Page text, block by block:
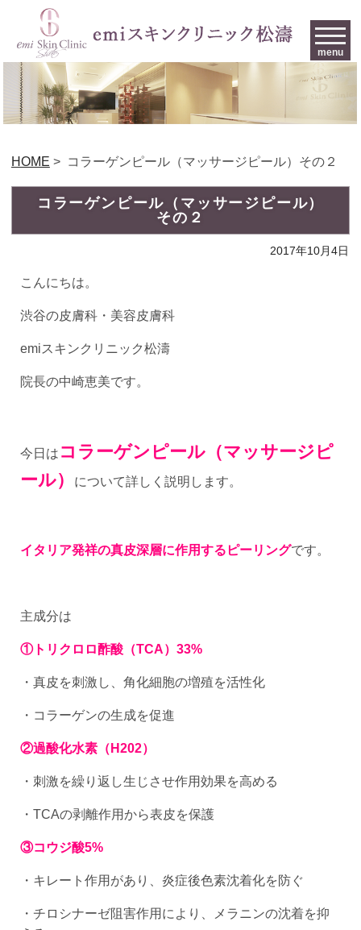
menu
HOME > コラーゲンピール（マッサージピール）その２
コラーゲンピール（マッサージピール）
その２
2017年10月4日
こんにちは。
渋谷の皮膚科・美容皮膚科
emiスキンクリニック松濤
院長の中崎恵美です。
今日は コラーゲンピール（マッサージピ
ール）
について詳しく説明します。
イタリア発祥の真皮深層に作用するピーリングです。
主成分は
①トリクロロ酢酸（TCA）33%
・真皮を刺激し、角化細胞の増殖を活性化
・コラーゲンの生成を促進
②過酸化水素（H202）
・刺激を繰り返し生じさせ作用効果を高める
・TCAの剥離作用から表皮を保護
③コウジ酸5%
・キレート作用があり、炎症後色素沈着化を防ぐ
・チロシナーゼ阻害作用により、メラニンの沈着を抑